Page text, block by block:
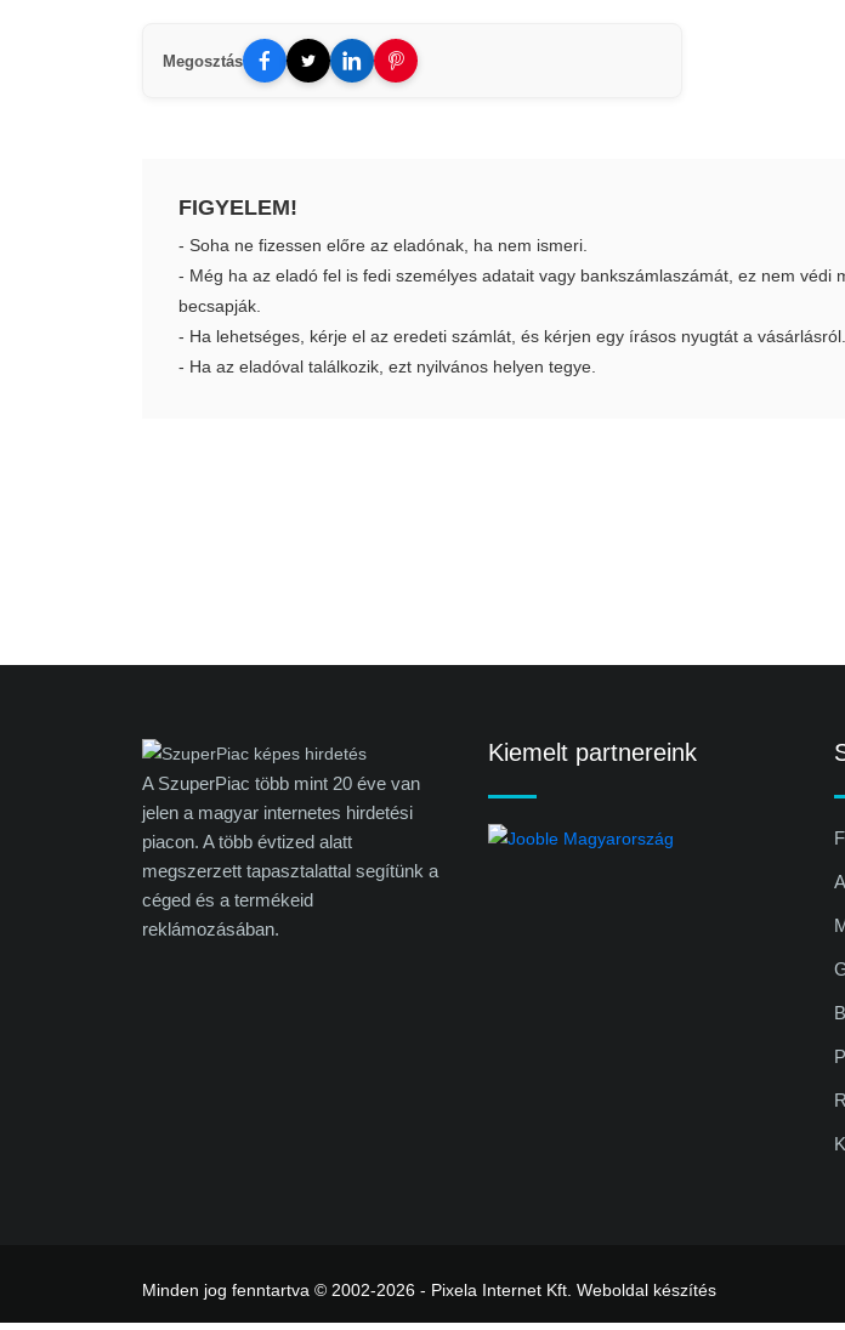
Megosztás
FIGYELEM!
- Soha ne fizessen előre az eladónak, ha nem ismeri.
- Még ha az eladó fel is fedi személyes adatait vagy bankszámlaszámát, ez nem védi
becsapják.
- Ha lehetséges, kérje el az eredeti számlát, és kérjen egy írásos nyugtát a vásárlásról.
- Ha az eladóval találkozik, ezt nyilvános helyen tegye.
A SzuperPiac több mint 20 éve van
jelen a magyar internetes hirdetési
piacon. A több évtized alatt
megszerzett tapasztalattal segítünk a
céged és a termékeid
reklámozásában.
Kiemelt partnereink
Minden jog fenntartva © 2002-2026 - Pixela Internet Kft. Weboldal készítés